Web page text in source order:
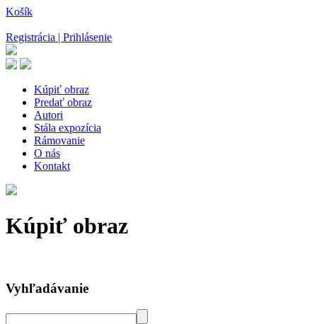
Košík
Registrácia | Prihlásenie
Kúpiť obraz
Predať obraz
Autori
Stála expozícia
Rámovanie
O nás
Kontakt
Kúpiť obraz
Vyhľadávanie